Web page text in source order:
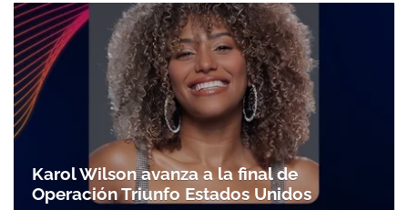
Karol Wilson avanza a la final de
Operación Triunfo Estados Unidos